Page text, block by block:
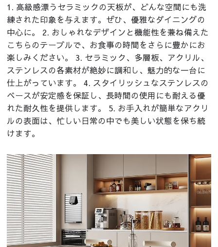
1. 高級感漂うセラミックの天板が、どんな空間にも洗
練された印象を与えます。ぜひ、優雅なダイニングの
中心に。 2. おしゃれなデザインと機能性を兼ね備えた
こちらのテーブルで、お食事の時間をさらに豊かにお
楽しみください。 3. セラミック、多層板、アクリル、
ステンレスの各素材が絶妙に調和し、魅力的な一台に
仕上がっています。 4. スタイリッシュなステンレスの
ベースが安定感を保証し、長時間の使用にも耐える優
れた耐久性を提供します。 5. お手入れが簡単なアクリ
ルの表面は、忙しい日常の中でも美しい状態を保ち続
けます。